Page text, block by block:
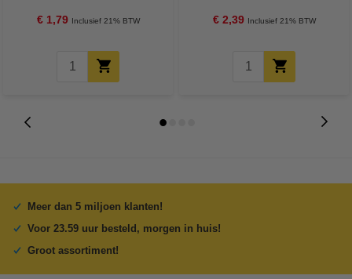
€ 1,79 Inclusief 21% BTW € 2,39 Inclusief 21% BTW
Meer dan 5 miljoen klanten!
Voor 23.59 uur besteld, morgen in huis!
Groot assortiment!